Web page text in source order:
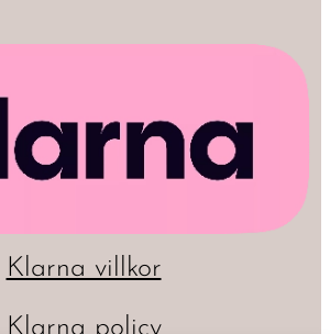
Klarna villkor
Klarna policy